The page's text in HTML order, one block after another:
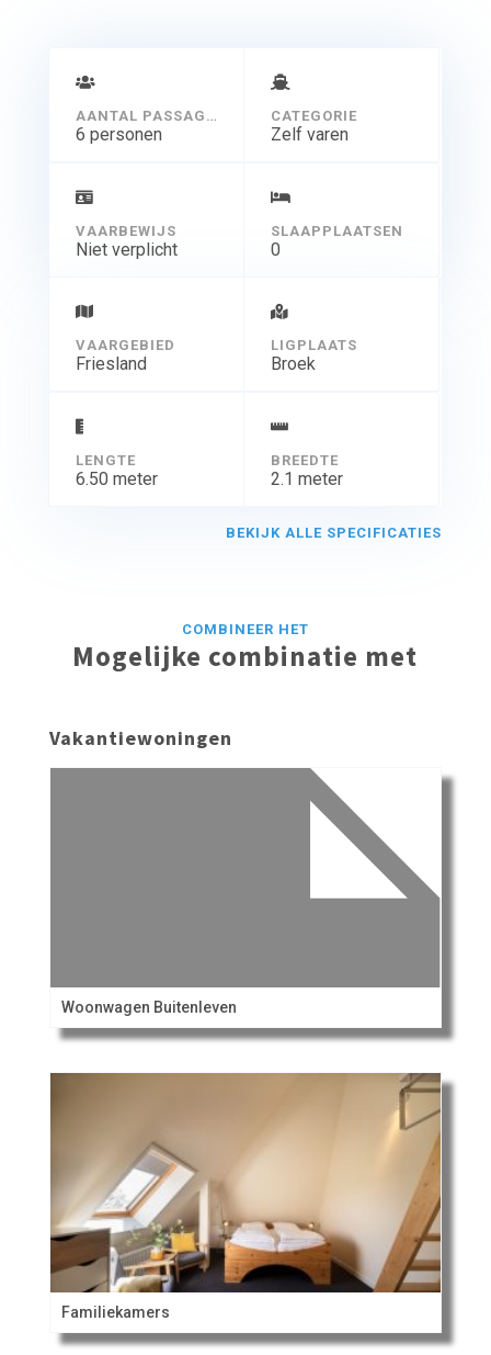
AANTAL PASSAGIERS
6 personen
CATEGORIE
Zelf varen
VAARBEWIJS
Niet verplicht
SLAAPPLAATSEN
0
VAARGEBIED
Friesland
LIGPLAATS
Broek
LENGTE
6.50 meter
BREEDTE
2.1 meter
BEKIJK ALLE SPECIFICATIES
COMBINEER HET
Mogelijke combinatie met
Vakantiewoningen
Woonwagen Buitenleven
Familiekamers